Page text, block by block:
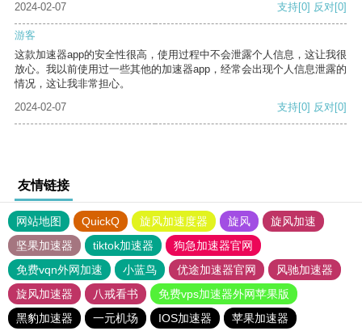
2024-02-07 支持[0] 反对[0]
游客
这款加速器app的安全性很高，使用过程中不会泄露个人信息，这让我很
放心。我以前使用过一些其他的加速器app，经常会出现个人信息泄露的
情况，这让我非常担心。
2024-02-07
支持[0] 反对[0]
友情链接
网站地图 QuickQ 旋风加速度器 旋风
旋风加速
坚果加速器
tiktok加速器
狗急加速器官网
免费vqn外网加速
小蓝鸟 优途加速器官网
风驰加速器
旋风加速器
八戒看书
免费vps加速器外网苹果版
黑豹加速器
一元机场 IOS加速器 苹果加速器